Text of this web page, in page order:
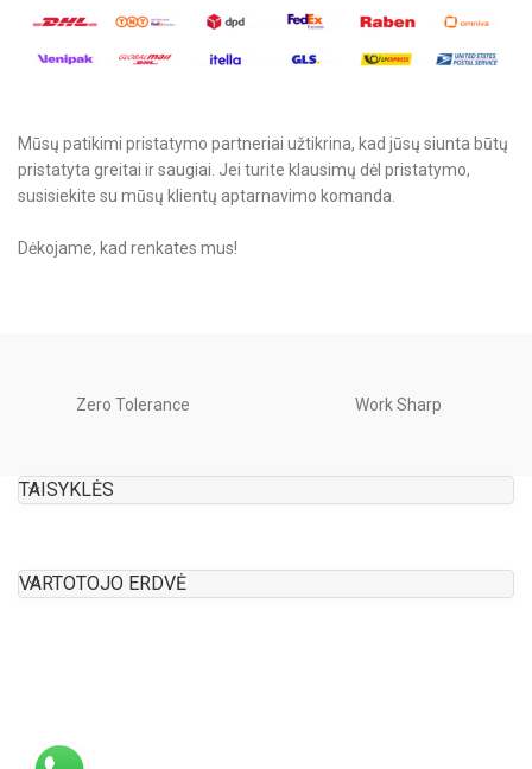
Mūsų patikimi pristatymo partneriai užtikrina, kad jūsų siunta būtų
pristatyta greitai ir saugiai. Jei turite klausimų dėl pristatymo,
susisiekite su mūsų klientų aptarnavimo komanda.
Dėkojame, kad renkates mus!
Zero Tolerance Work Sharp
TAISYKLĖS
VARTOTOJO ERDVĖ